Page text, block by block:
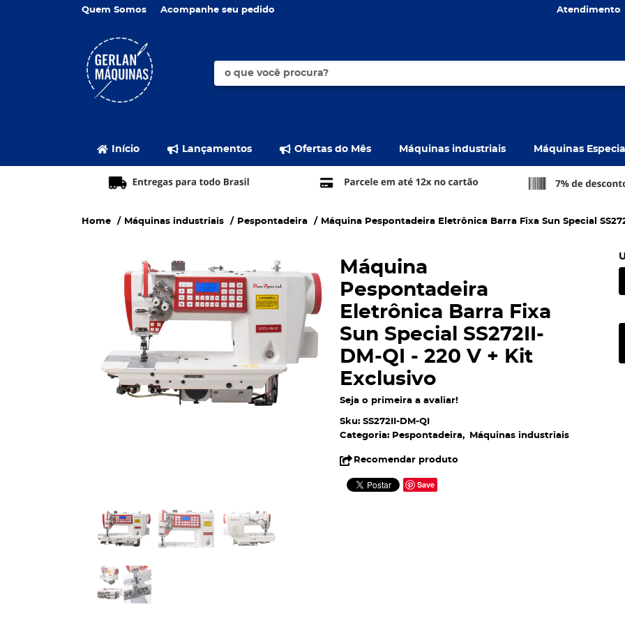
Quem Somos Acompanhe seu pedido Atendimento
Início Lançamentos Ofertas do Mês Máquinas industriais Máquinas
Home Máquinas industriais Pespontadeira Máquina Pespontadeira Eletrônica Barra Fixa Sun Special
Máquina
Pespontadeira
Eletrônica Barra Fixa
Sun Special SS272II-
DM-QI - 220 V + Kit
Exclusivo
Seja o primeira a avaliar!
Sku: SS272II-DM-QI
Categoria: Pespontadeira Máquinas industriais
Recomendar produto
Save